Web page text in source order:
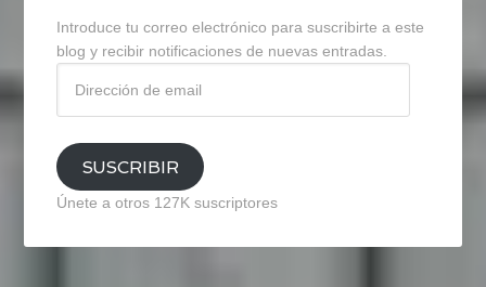
Introduce tu correo electrónico para suscribirte a este
blog y recibir notificaciones de nuevas entradas.
email
SUSCRIBIR
Únete a otros 127K suscriptores